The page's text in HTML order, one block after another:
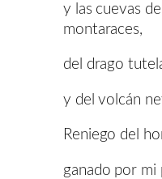
y las cuevas
montaraces,
del drago
y del volcán
Reniego del
ganado por mi